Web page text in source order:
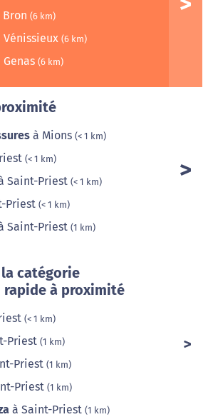
Bron (6 km)
Vénissieux (6 km)
Genas (6 km)
à Mions (< 1 km)
(< 1 km)
Saint-Priest (< 1 km)
Priest (< 1 km)
Saint-Priest (1 km)
catégorie
rapide à proximité
(< 1 km)
Priest (1 km)
Priest (1 km)
Priest (1 km)
à Saint-Priest (1 km)